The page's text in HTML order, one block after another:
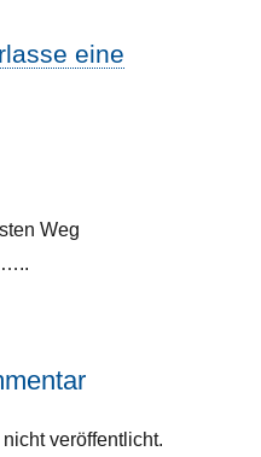
eine
Weg
veröffentlicht.